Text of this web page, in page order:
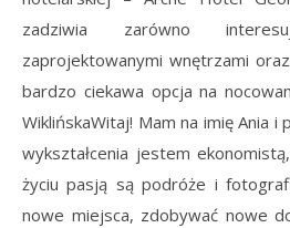
zadziwia zarówno
zaprojektowanymi wnętrzami
bardzo ciekawa opcja na
WiklińskaWitaj! Mam na imię Ania i
wykształcenia jestem
życiu pasją są podróże i
nowe miejsca, zdobywać nowe